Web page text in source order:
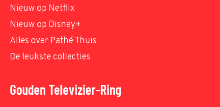
Nieuw op Netflix
Nieuw op Disney+
Alles over Pathé Thuis
De leukste collecties
Gouden Televizier-Ring